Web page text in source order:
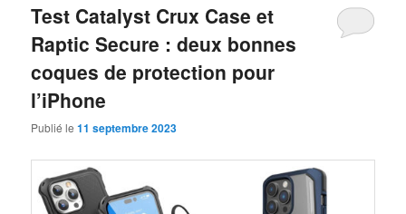
Test Catalyst Crux Case et
Raptic Secure : deux bonnes
coques de protection pour
l’iPhone
Publié le11 septembre 2023